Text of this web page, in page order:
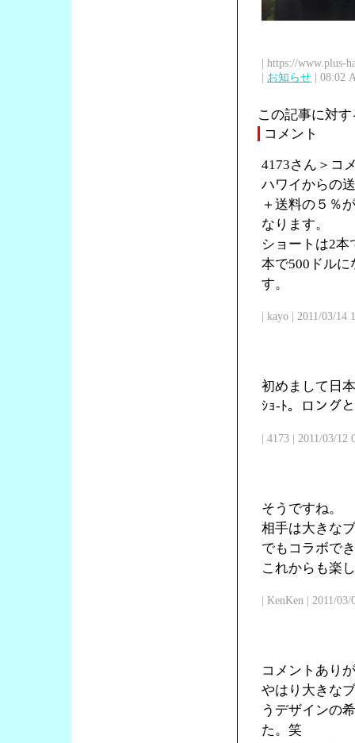
| https://www.plus-
| お知らせ | 08:02
この記事に対
コメント
4173さん＞コ
ハワイからの
＋送料の５％
なります。
ショートは2本
本で500ドル
す。
| kayo | 2011/03/14
初めまして日
ｼｮ-ﾄ。ロング
| 4173 | 2011/03/12
そうですね。
相手は大きな
でもコラボで
これからも楽
| KenKen | 2011/
コメントあり
やはり大きな
うデザインの
た。笑